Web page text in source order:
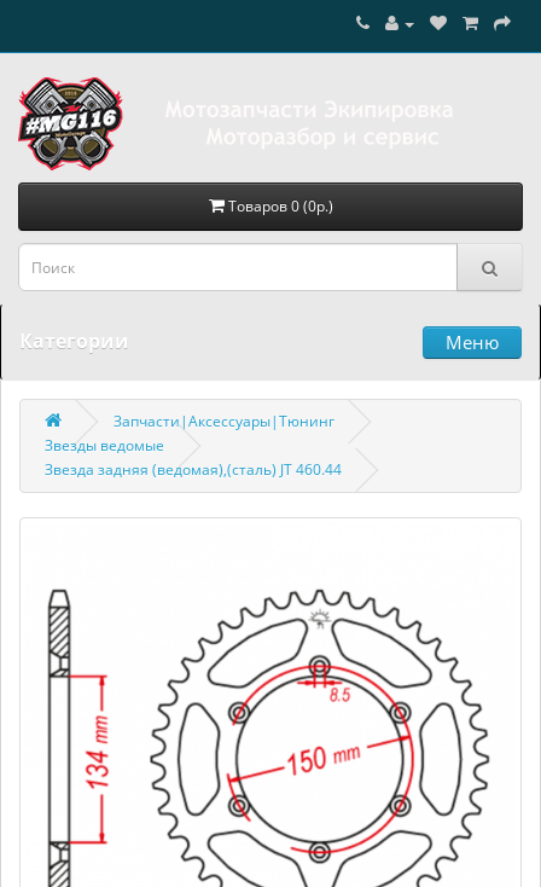
Товаров 0 (0р.)
Категории Меню
Запчасти|Аксессуары|Тюнинг
Звезды ведомые
Звезда задняя (ведомая),(сталь) JT 460.44